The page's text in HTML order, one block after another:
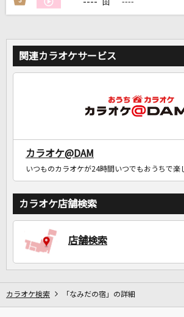
回
関連カラオケサービス
カラオケ@DAM
いつものカラオケが24時間いつでもおうちで楽
カラオケ店舗検索
店舗検索
カラオケ検索 「なみだの宿」の詳細